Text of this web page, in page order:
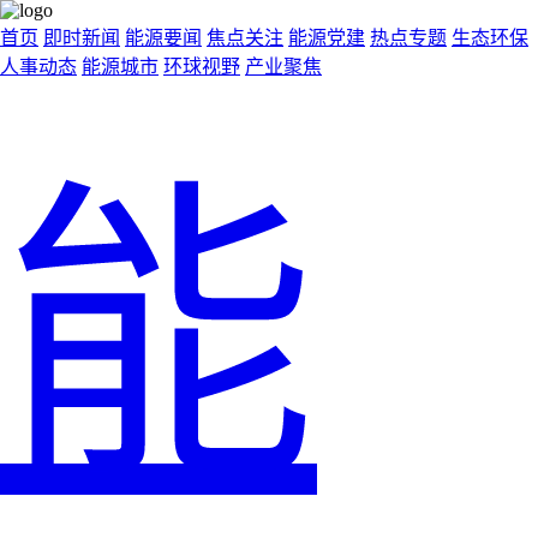
首页 即时新闻 能源要闻 焦点关注 能源党建 热点专题 生态环保
人事动态 能源城市 环球视野 产业聚焦
能